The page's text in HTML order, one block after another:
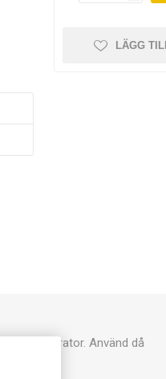
LÄGG
som generator. Använd då